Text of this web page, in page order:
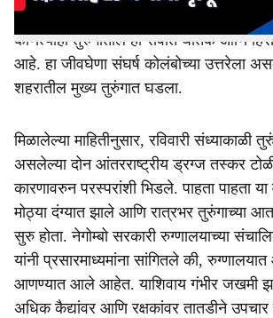
रुग्णालयात दाखल करण्यात आले. गेल्या पाच
कोणत्याही तुरुंगातील हा सर्वात घातक आणि
आहे. हा जीवघेणा संघर्ष कोलंबोच्या उत्तरेला
शहरातील मुख्य तुरुंगात घडला.
मिळालेल्या माहितीनुसार, रविवारी संध्याकाळी
असलेल्या दोन आंतरराष्ट्रीय ड्रग्ज तस्कर
कारणावरुन परस्परांशी भिडले. पाहता पाहता
मोठ्या दंग्यात झाले आणि रात्रभर तुरुंगाच्या
सुरु होता. नेगोम्बो सरकारी रुग्णालयाच्या
यांनी प्रसारमाध्यमांना सांगितले की,
आणण्यात आले आहेत. याशिवाय गंभीर जखमी
अधिक कैद्यांवर आणि रक्षकांवर तातडीने